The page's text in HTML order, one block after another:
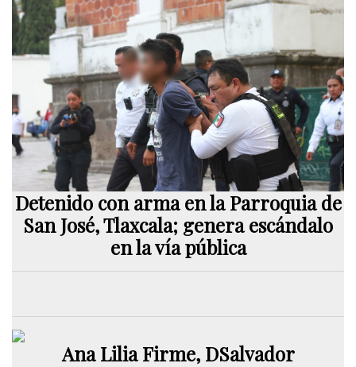
Detenido con arma en la Parroquia de
San José, Tlaxcala; genera escándalo
en la vía pública
Ana Lilia Firme, DSalvador